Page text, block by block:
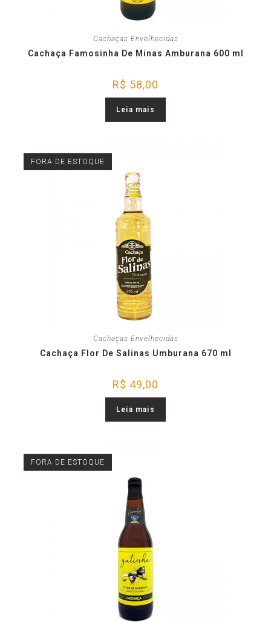
Cachaças Envelhecidas
Cachaça Famosinha De Minas Amburana 600 ml
R$ 58,00
Leia mais
FORA DE ESTOQUE
Cachaças Envelhecidas
Cachaça Flor De Salinas Umburana 670 ml
R$ 49,00
Leia mais
FORA DE ESTOQUE